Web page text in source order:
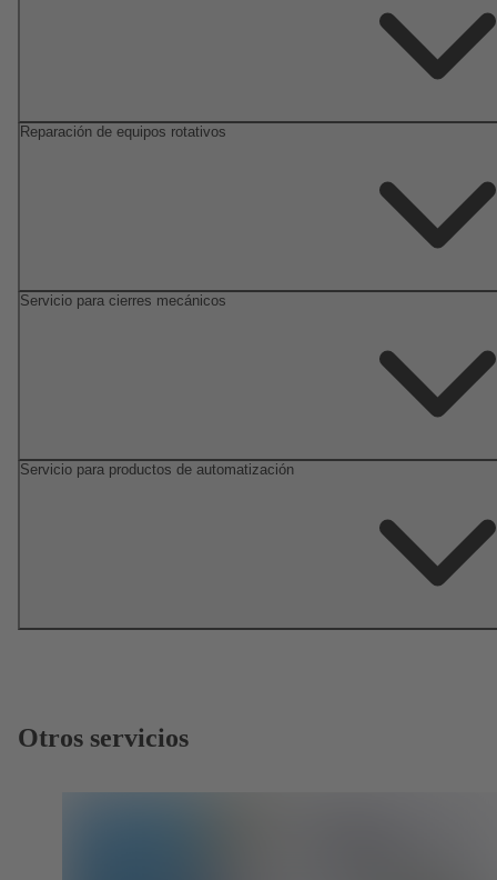
Reparación de equipos rotativos
Servicio para cierres mecánicos
Servicio para productos de automatización
Otros servicios